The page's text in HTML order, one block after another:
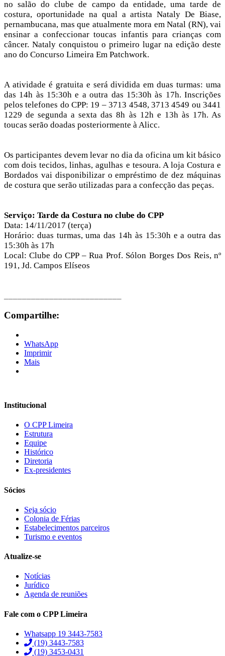
no salão do clube de campo da entidade, uma tarde de
costura, oportunidade na qual a artista Nataly De Biase,
pernambucana, mas que atualmente mora em Natal (RN), vai
ensinar a confeccionar toucas infantis para crianças com
câncer. Nataly conquistou o primeiro lugar na edição deste
ano do Concurso Limeira Em Patchwork.
A atividade é gratuita e será dividida em duas turmas: uma
das 14h às 15:30h e a outra das 15:30h às 17h. Inscrições
pelos telefones do CPP: 19 – 3713 4548, 3713 4549 ou 3441
1229 de segunda a sexta das 8h às 12h e 13h às 17h. As
toucas serão doadas posteriormente à Alicc.
Os participantes devem levar no dia da oficina um kit básico
com dois tecidos, linhas, agulhas e tesoura. A loja Costura e
Bordados vai disponibilizar o empréstimo de dez máquinas
de costura que serão utilizadas para a confecção das peças.
Serviço: Tarde da Costura no clube do CPP
Data: 14/11/2017 (terça)
Horário: duas turmas, uma das 14h às 15:30h e a outra das
15:30h às 17h
Local: Clube do CPP – Rua Prof. Sólon Borges Dos Reis, nº
191, Jd. Campos Elíseos
Compartilhe:
WhatsApp
Imprimir
Mais
Institucional
O CPP Limeira
Estrutura
Equipe
Histórico
Diretoria
Ex-presidentes
Sócios
Seja sócio
Colonia de Férias
Estabelecimentos parceiros
Turismo e eventos
Atualize-se
Notícias
Jurídico
Agenda de reuniões
Fale com o CPP Limeira
Whatsapp 19 3443-7583
(19) 3443-7583
(19) 3453-0431